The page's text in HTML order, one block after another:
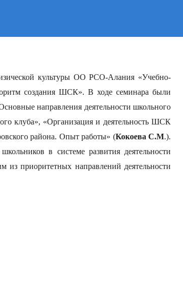
культуры ОО РСО-Алания «Учебно-
создания ШСК». В ходе семинара были
направления деятельности школьного
клуба», «Организация и деятельность ШСК
района. Опыт работы» (Кокоева С.М.).
в системе развития деятельности
из приоритетных направлений деятельности